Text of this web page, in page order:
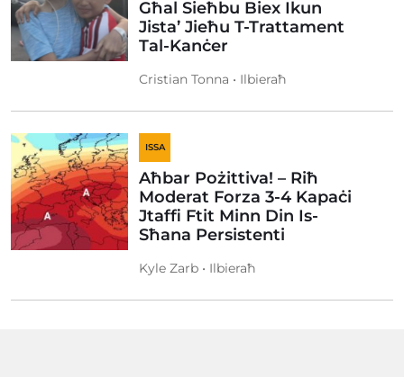
Għal Sieħbu Biex Ikun
Jista’ Jieħu T-Trattament
Tal-Kanċer
Cristian Tonna • Ilbieraħ
ISSA
Aħbar Pożittiva! – Riħ
Moderat Forza 3-4 Kapaċi
Jtaffi Ftit Minn Din Is-
Sħana Persistenti
Kyle Zarb • Ilbieraħ